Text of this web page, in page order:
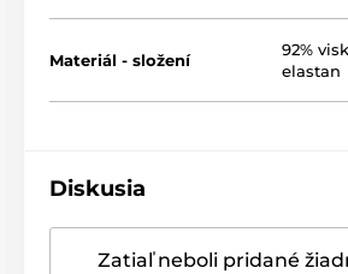
Materiál - složení
92%
elastan
Diskusia
Zatiaľ neboli pridané